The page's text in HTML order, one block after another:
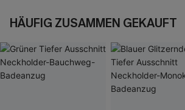
HÄUFIG ZUSAMMEN GEKAUFT